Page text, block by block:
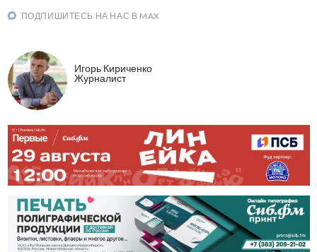
ПОДПИШИТЕСЬ НА НАС В MAX
Игорь Кириченко
Журналист